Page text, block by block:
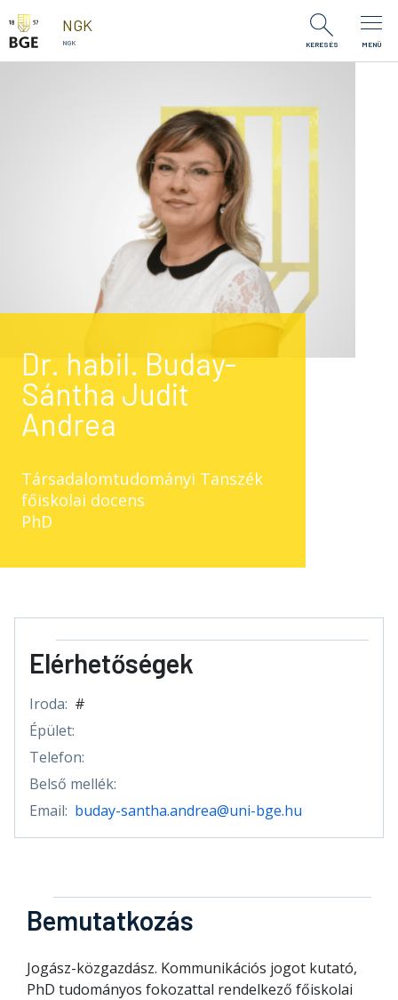
Ugrás a tartalomra
NGK
NGK KERESÉS MENÜ
Dr. habil. Buday-
Sántha Judit
Andrea
Társadalomtudományi Tanszék
főiskolai docens
PhD
Elérhetőségek
Iroda: #
Épület:
Telefon:
Belső mellék:
Email: buday-santha.andrea@uni-bge.hu
Bemutatkozás
Jogász-közgazdász. Kommunikációs jogot kutató,
PhD tudományos fokozattal rendelkező főiskolai